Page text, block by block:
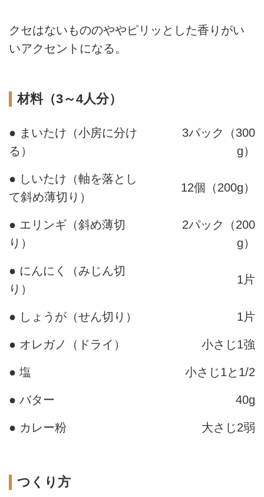
クセはないもののややピリッとした香りがい
いアクセントになる。
材料（3～4人分）
● まいたけ（小房に分け
る）
3パック（300
g）
● しいたけ（軸を落とし
て斜め薄切り）
12個（200g）
● エリンギ（斜め薄切
り）
2パック（200
g）
● にんにく（みじん切
り）
1片
● しょうが（せん切り） 1片
● オレガノ（ドライ） 小さじ1強
● 塩 小さじ1と1/2
● バター 40g
● カレー粉 大さじ2弱
つくり方